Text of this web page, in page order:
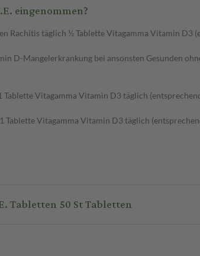
eingenommen?
Rachitis täglich ½ Tablette Vitagamma Vitamin D3
D-Mangelerkrankung bei ansonsten Gesunden
Vitagamma Vitamin D3 täglich
Tablette Vitagamma Vitamin D3 täglich
FAQs Vitagamma Vitamin D3 1.000I.E. Tabletten 50 St Tabletten